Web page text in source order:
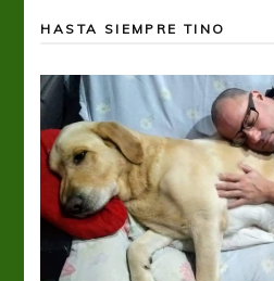
HASTA SIEMPRE TINO